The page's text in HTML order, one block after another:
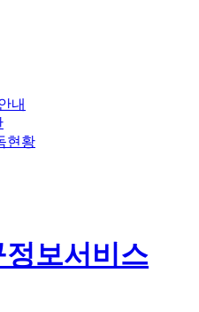
내
현황